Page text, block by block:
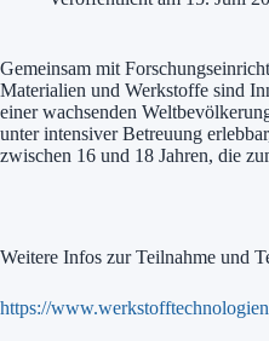
Gemeinsam mit
Materialien und Werkstoffe sind
einer wachsenden
unter intensiver Betreuung
zwischen 16 und 18 Jahren, die
Weitere Infos zur Teilnahme und
https://